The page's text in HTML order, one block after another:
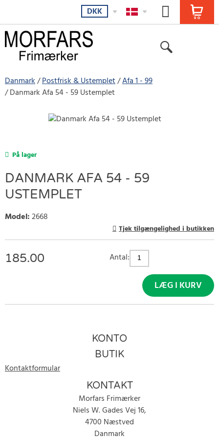
DKK
Danmark Postfrisk & Ustemplet Afa 1 - 99
Danmark Afa 54 - 59 Ustemplet
På lager
DANMARK AFA 54 - 59
USTEMPLET
Model:2668
Tjek tilgængelighed i butikken
185.00 Antal:
LÆG I KURV
KONTO
BUTIK
Kontaktformular
KONTAKT
Morfars Frimærker
Niels W. Gades Vej 16,
4700 Næstved
Danmark